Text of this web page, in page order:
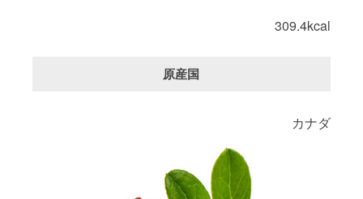
309.4kcal
原産国
カナダ